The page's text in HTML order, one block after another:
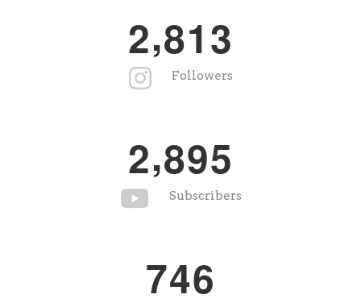
2,813
Followers
2,895
Subscribers
746